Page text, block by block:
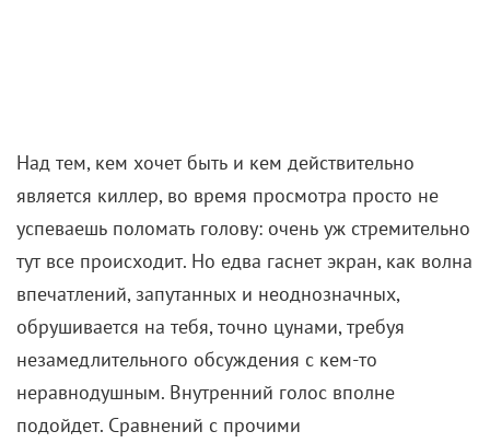
Над тем, кем хочет быть и кем действительно
является киллер, во время просмотра просто не
успеваешь поломать голову: очень уж стремительно
тут все происходит. Но едва гаснет экран, как волна
впечатлений, запутанных и неоднозначных,
обрушивается на тебя, точно цунами, требуя
незамедлительного обсуждения с кем-то
неравнодушным. Внутренний голос вполне
подойдет. Сравнений с прочими